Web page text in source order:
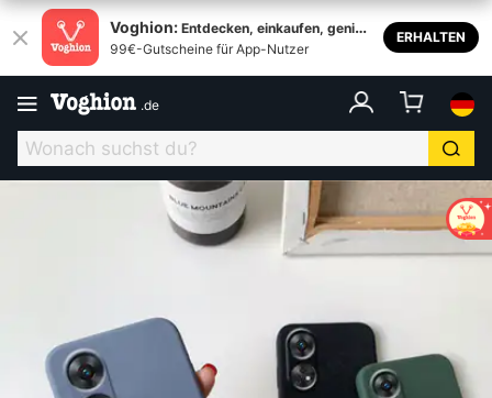
Voghion: Entdecken, einkaufen, genieß
en
99€-Gutscheine für App-Nutzer
ERHALTEN
.de